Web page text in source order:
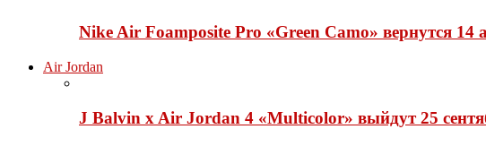
Nike Air Foamposite Pro «Green Camo» вернутся 14
Air Jordan
J Balvin x Air Jordan 4 «Multicolor» выйдут 25